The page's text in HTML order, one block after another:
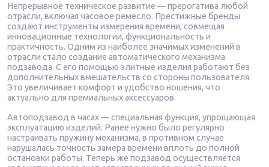
Непрерывное техническое развитие — прерогатива любой
отрасли, включая часовое ремесло. Престижные бренды
создают инструменты измерения времени, совмещая
инновационные технологии, функциональность и
практичность. Одним из наиболее значимых изменений в
отрасли стало создание автоматического механизма
подзавода. С его помощью элитные изделия работают без
дополнительных вмешательств со стороны пользователя.
Это увеличивает комфорт и удобство ношения, что
актуально для премиальных аксессуаров.
Автоподзавод в часах — специальная функция, упрощающая
эксплуатацию изделий. Ранее нужно было регулярно
настраивать пружину механизма, в противном случае
нарушалась точность замера времени вплоть до полной
остановки работы. Теперь же подзавод осуществляется